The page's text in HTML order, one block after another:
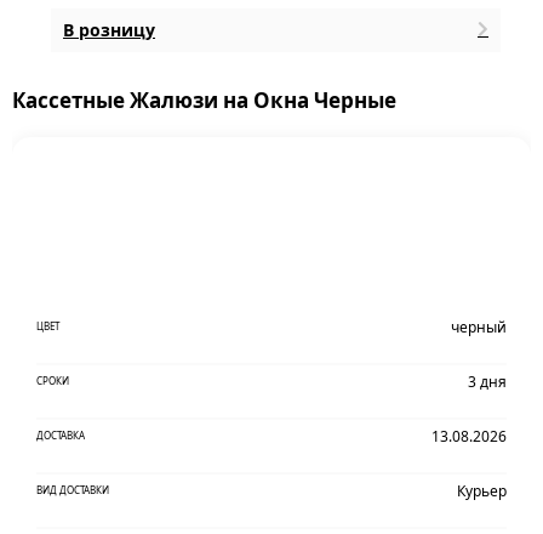
В розницу
Кассетные Жалюзи на Окна Черные
ЦВЕТ черный
СРОКИ 3 дня
ДОСТАВКА 13.08.2026
ВИД ДОСТАВКИ Курьер